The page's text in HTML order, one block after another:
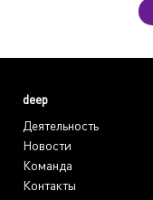
deep
Деятельность
Новости
Команда
Контакты